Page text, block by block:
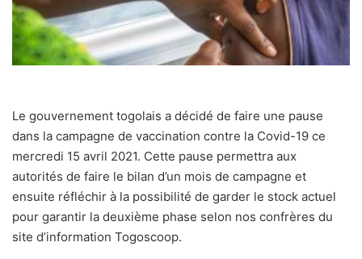
Le gouvernement togolais a décidé de faire une pause
dans la campagne de vaccination contre la Covid-19 ce
mercredi 15 avril 2021. Cette pause permettra aux
autorités de faire le bilan d’un mois de campagne et
ensuite réfléchir à la possibilité de garder le stock actuel
pour garantir la deuxième phase selon nos confrères du
site d’information Togoscoop.